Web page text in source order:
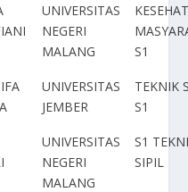
UNIVERSITAS
NEGERI
MALANG
S1
UNIVERSITAS
JEMBER
TEKNIK
S1
UNIVERSITAS
NEGERI
MALANG
S1
SIPIL